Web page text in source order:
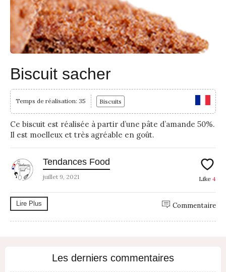
Biscuit sacher
Temps de réalisation: 35 Biscuits
Ce biscuit est réalisée à partir d’une pâte d’amande 50%.
Il est moelleux et très agréable en goût.
Tendances Food
juillet 9, 2021 Like 4
Lire Plus Commentaire
Les derniers commentaires